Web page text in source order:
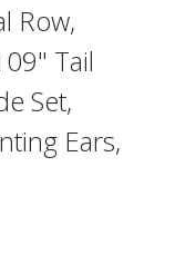
Row,
Tail
Set,
Ears,